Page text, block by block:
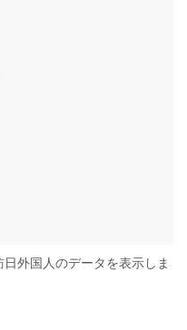
外国人のデータを表示しま